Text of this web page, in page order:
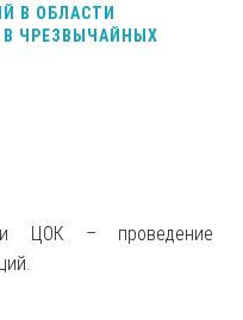
В ОБЛАСТИ
В ЧРЕЗВЫЧАЙНЫХ
ЦОК – проведение